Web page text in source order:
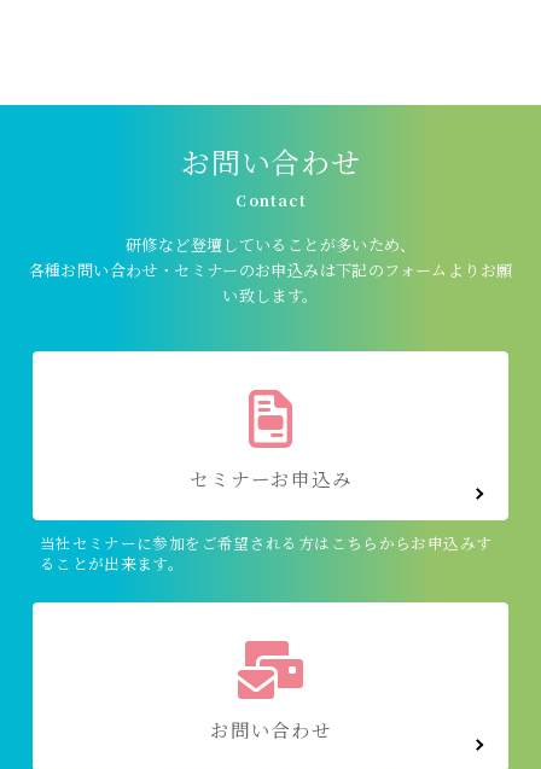
お問い合わせ
Contact
研修など登壇していることが多いため、
各種お問い合わせ・セミナーのお申込みは下記のフォームよりお願
い致します。
セミナーお申込み
当社セミナーに参加をご希望される方はこちらからお申込みす
ることが出来ます。
お問い合わせ